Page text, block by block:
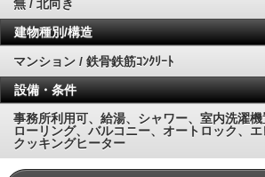
無 / 北向き
建物種別/構造
マンション / 鉄骨鉄筋ｺﾝｸﾘｰﾄ
設備・条件
事務所利用可、給湯、シャワー、室内洗濯
ローリング、バルコニー、オートロック、
クッキングヒーター